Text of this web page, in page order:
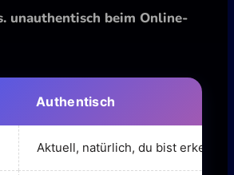
unauthentisch beim Online-
Authentisch
Aktuell, natürlich, du bist